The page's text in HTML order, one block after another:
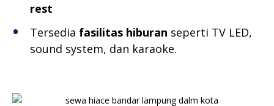
rest
Tersedia fasilitas hiburan seperti TV LED,
sound system, dan karaoke.